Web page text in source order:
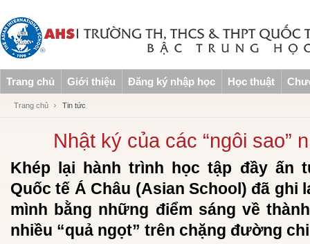
Trang chủ Giới thiệu Đăng ký nhập học Học thuật
Trang chủ Tin tức
Nhật ký của các “ngôi sao”
Khép lại hành trình học tập đầy ấn
Quốc tế Á Châu (Asian School) đã ghi
mình bằng những điểm sáng về
nhiều “quả ngọt” trên chặng đường